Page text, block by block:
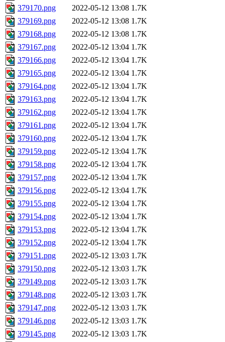
379170.png
2022-05-12 13:08 1.7K
379169.png
2022-05-12 13:08 1.7K
379168.png
2022-05-12 13:08 1.7K
379167.png
2022-05-12 13:04 1.7K
379166.png
2022-05-12 13:04 1.7K
379165.png
2022-05-12 13:04 1.7K
379164.png
2022-05-12 13:04 1.7K
379163.png
2022-05-12 13:04 1.7K
379162.png
2022-05-12 13:04 1.7K
379161.png
2022-05-12 13:04 1.7K
379160.png
2022-05-12 13:04 1.7K
379159.png
2022-05-12 13:04 1.7K
379158.png
2022-05-12 13:04 1.7K
379157.png
2022-05-12 13:04 1.7K
379156.png
2022-05-12 13:04 1.7K
379155.png
2022-05-12 13:04 1.7K
379154.png
2022-05-12 13:04 1.7K
379153.png
2022-05-12 13:04 1.7K
379152.png
2022-05-12 13:04 1.7K
379151.png
2022-05-12 13:03 1.7K
379150.png
2022-05-12 13:03 1.7K
379149.png
2022-05-12 13:03 1.7K
379148.png
2022-05-12 13:03 1.7K
379147.png
2022-05-12 13:03 1.7K
379146.png
2022-05-12 13:03 1.7K
379145.png
2022-05-12 13:03 1.7K